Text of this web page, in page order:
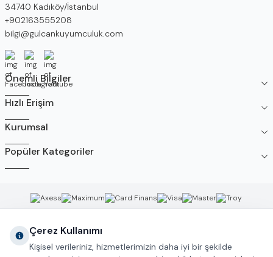
34740 Kadıköy/İstanbul
Telefon
+902163555208
E-Posta
bilgi@gulcankuyumculuk.com
Facebook
İnstagramYoutube
Önemli Bilgiler
Hızlı Erişim
Kurumsal
Popüler Kategoriler
Çerez Kullanımı
Kişisel verileriniz, hizmetlerimizin daha iyi bir şekilde